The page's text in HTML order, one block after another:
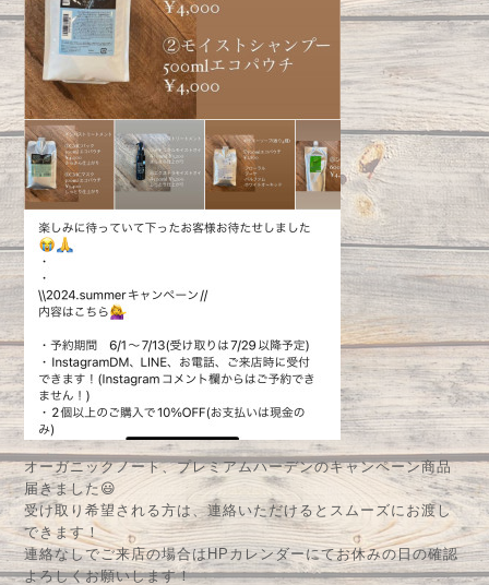
オーガニックノート、プレミアムハーデンのキャンペーン商品
届きました😃
受け取り希望される方は、連絡いただけるとスムーズにお渡し
できます！
連絡なしでご来店の場合はHPカレンダーにてお休みの日の確認
よろしくお願いします！